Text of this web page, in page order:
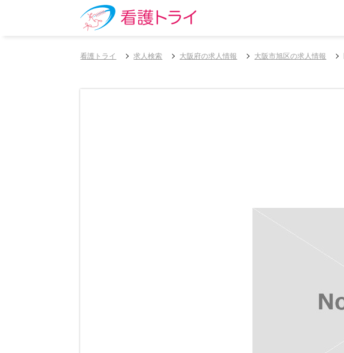
看護トライ 求人検索 大阪府の求人情報 大阪市旭区の求人情報